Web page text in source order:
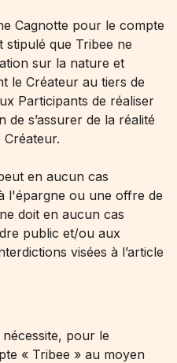
Cagnotte pour le compte
stipulé que Tribee ne
sur la nature et
le Créateur au tiers de
Participants de réaliser
s’assurer de la réalité
en aucun cas
l'épargne ou une offre de
doit en aucun cas
public et/ou aux
visées à l’article
pour le
« Tribee » au moyen